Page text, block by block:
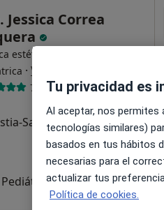
Jessica Correa
estética, Cirujana
· Ver más
7 opiniones
San Sebastián• Mapa
Tu privacidad es
Al aceptar, nos
tecnologías similares)
basados en tus hábitos
necesarias para el
actualizar tus
Política de cookies.